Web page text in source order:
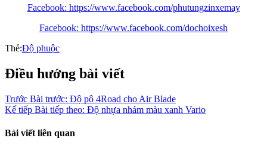
Facebook: https://www.facebook.com/phutungzinxemay
Facebook: https://www.facebook.com/dochoixesh
Thẻ:Độ phuộc
Điều hướng bài viết
Trước Bài trước: Độ pô 4Road cho Air Blade
Kế tiếp Bài tiếp theo: Độ nhựa nhám màu xanh Vario
Bài viết liên quan